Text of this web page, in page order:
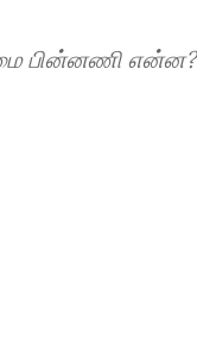
பின்னணி என்ன?